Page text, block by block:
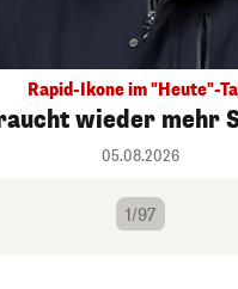
Rapid-Ikone im "Heute"-
wieder mehr
05.08.2026
1/97